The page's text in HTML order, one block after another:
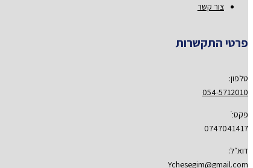
צור קשר
פרטי התקשרות
טלפון:
054-5712010
פקס:ֿ
0747041417
דוא״ל:
Ychesegim@gmail.com